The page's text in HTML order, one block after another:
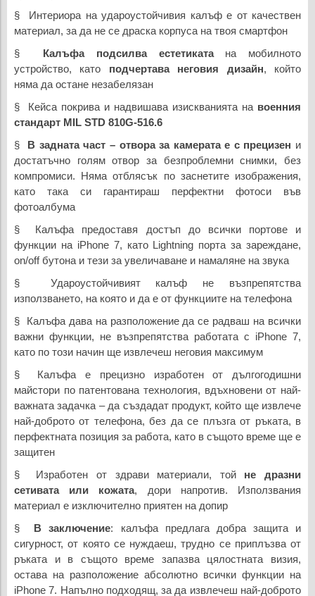
§ Интериора на удароустойчивия калъф е от качествен
материал, за да не се драска корпуса на твоя смартфон
§ Калъфа подсилва естетикатана мобилното
устройство, като подчертава неговия дизайн, който
няма да остане незабелязан
§ Кейса покрива и надвишава изискванията на военния
стандарт MIL STD 810G-516.6
§ В задната част – отвора за камерата е с прецизен и
достатъчно голям отвор за безпроблемни снимки, без
компромиси. Няма отблясък по заснетите изображения,
като така си гарантираш перфектни фотоси във
фотоалбума
§ Калъфа предоставя достъп до всички портове и
функции на iPhone 7, като Lightning порта за зареждане,
on/off бутона и тези за увеличаване и намаляне на звука
§ Удароустойчивият калъф не възпрепятства
използването, на която и да е от функциите на телефона
§ Калъфа дава на разположение да се радваш на всички
важни функции, не възпрепятства работата с iPhone 7,
като по този начин ще извлечеш неговия максимум
§ Калъфа е прецизно изработен от дългогодишни
майстори по патентована технология, вдъхновени от най-
важната задачка – да създадат продукт, който ще извлече
най-доброто от телефона, без да се плъзга от ръката, в
перфектната позиция за работа, като в същото време ще е
защитен
§ Изработен от здрави материали, той не дразни
сетивата или кожата, дори напротив. Използвания
материал е изключително приятен на допир
§ В заключение: калъфа предлага добра защита и
сигурност, от която се нуждаеш, трудно се приплъзва от
ръката и в същото време запазва цялостната визия,
остава на разположение абсолютно всички функции на
iPhone 7. Напълно подходящ, за да извлечеш най-доброто